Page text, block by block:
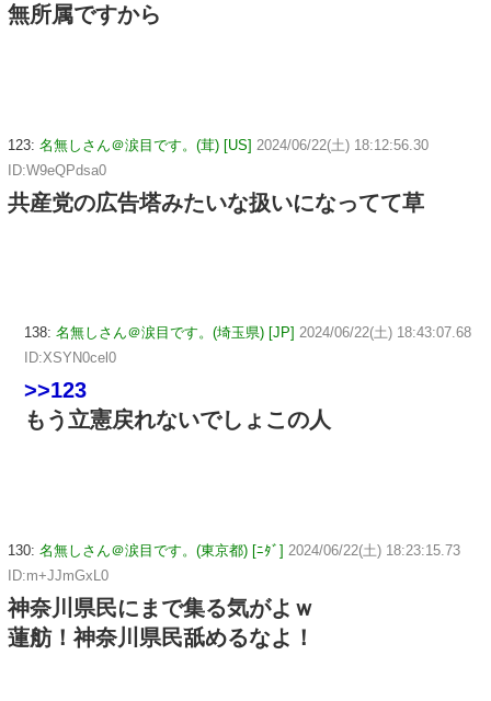
無所属ですから
123: 名無しさん＠涙目です。(茸) [US] 2024/06/22(土) 18:12:56.30
ID:W9eQPdsa0
共産党の広告塔みたいな扱いになってて草
138: 名無しさん＠涙目です。(埼玉県) [JP] 2024/06/22(土) 18:43:07.68
ID:XSYN0cel0
>>123
もう立憲戻れないでしょこの人
130: 名無しさん＠涙目です。(東京都) [ﾆﾀﾞ] 2024/06/22(土) 18:23:15.73
ID:m+JJmGxL0
神奈川県民にまで集る気がよｗ
蓮舫！神奈川県民舐めるなよ！